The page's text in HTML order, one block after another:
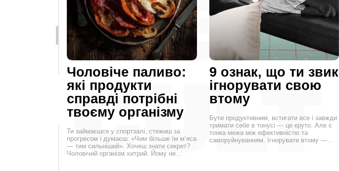
Чоловіче паливо:
які продукти
справді потрібні
твоєму організму
Ти займаєшся у спортзалі, стежиш за
прогресом і думаєш: «Чим більше їм м’яса
— тим сильніший». Хочеш знати секрет?
Чоловічий організм хитрий. Йому не…
9 ознак, що ти звик
ігнорувати свою
втому
Бути продуктивним, встигати все і завжди
тримати себе в тонусі — це круто. Але є
тонка межа між ефективністю та
саморуйнуванням. Ігнорувати втому —…